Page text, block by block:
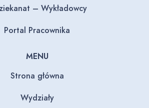
– Wykładowcy
Portal Pracownika
MENU
Strona główna
Wydziały